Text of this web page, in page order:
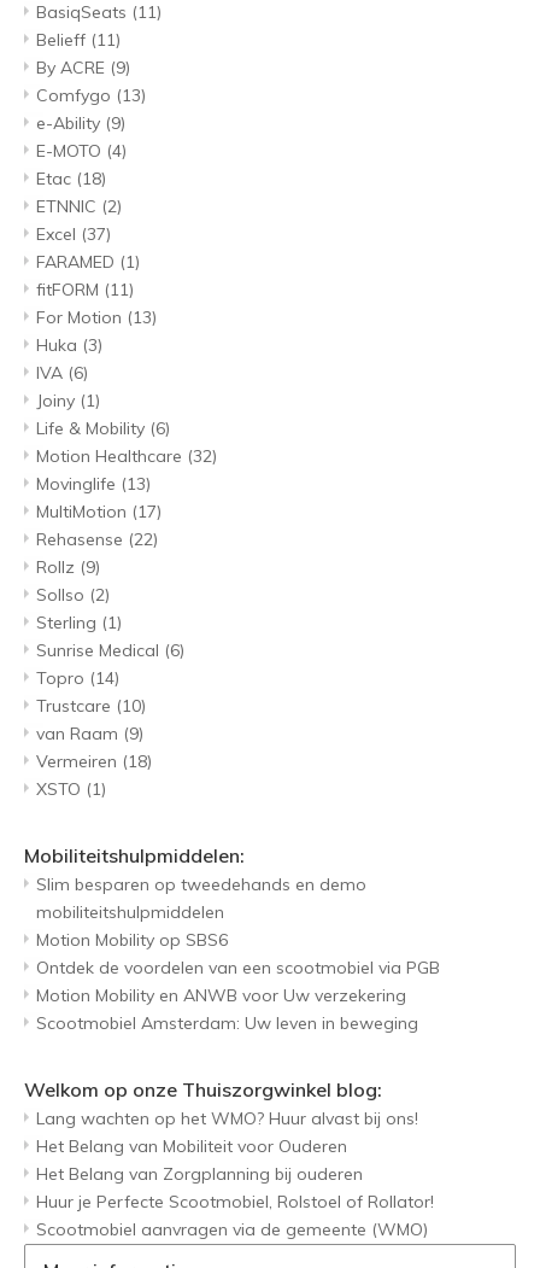
BasiqSeats (11)
Belieff (11)
By ACRE (9)
Comfygo (13)
e-Ability (9)
E-MOTO (4)
Etac (18)
ETNNIC (2)
Excel (37)
FARAMED (1)
fitFORM (11)
For Motion (13)
Huka (3)
IVA (6)
Joiny (1)
Life & Mobility (6)
Motion Healthcare (32)
Movinglife (13)
MultiMotion (17)
Rehasense (22)
Rollz (9)
Sollso (2)
Sterling (1)
Sunrise Medical (6)
Topro (14)
Trustcare (10)
van Raam (9)
Vermeiren (18)
XSTO (1)
Mobiliteitshulpmiddelen:
Slim besparen op tweedehands en demo
mobiliteitshulpmiddelen
Motion Mobility op SBS6
Ontdek de voordelen van een scootmobiel via PGB
Motion Mobility en ANWB voor Uw verzekering
Scootmobiel Amsterdam: Uw leven in beweging
Welkom op onze Thuiszorgwinkel blog:
Lang wachten op het WMO? Huur alvast bij ons!
Het Belang van Mobiliteit voor Ouderen
Het Belang van Zorgplanning bij ouderen
Huur je Perfecte Scootmobiel, Rolstoel of Rollator!
Scootmobiel aanvragen via de gemeente (WMO)